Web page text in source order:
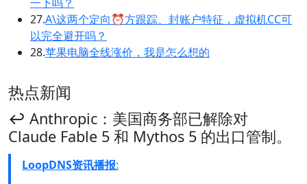
27.A\这两个定向⏰方跟踪、封账户特征，虚拟机CC可
以完全避开吗？
28.苹果电脑全线涨价，我是怎么想的
热点新闻
↩️ Anthropic：美国商务部已解除对
Claude Fable 5 和 Mythos 5 的出口管制。
LoopDNS资讯播报: